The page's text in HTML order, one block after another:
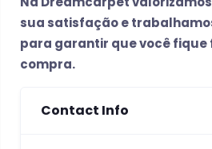
sua satisfação e
para garantir que você fique
compra.
Contact Info